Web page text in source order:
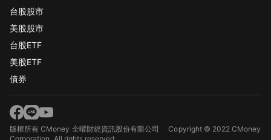
台股股市
美股股市
台股ETF
美股ETF
債券
版權所有 CMoney 全曜財經資訊股份有限公司Copyright © 2022 CMoney